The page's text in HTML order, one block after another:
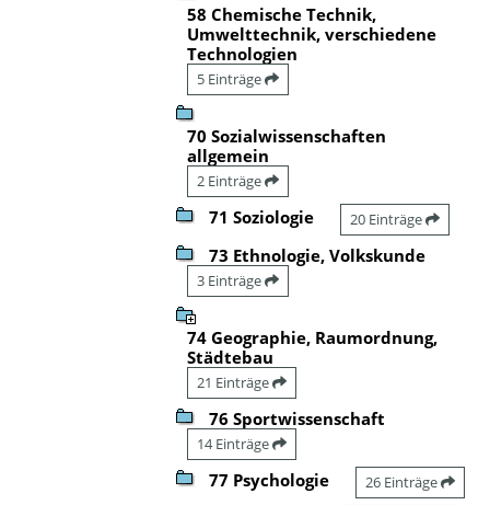
58 Chemische Technik,
Umwelttechnik, verschiedene
Technologien
5 Einträge
70 Sozialwissenschaften
allgemein
2 Einträge
71 Soziologie 20 Einträge
73 Ethnologie, Volkskunde
3 Einträge
74 Geographie, Raumordnung,
Städtebau
21 Einträge
76 Sportwissenschaft
14 Einträge
77 Psychologie 26 Einträge